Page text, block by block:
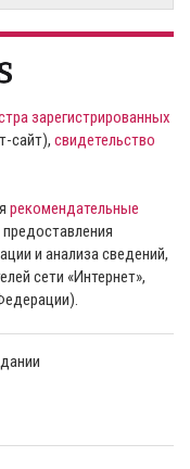
зарегистрированных
сайт), свидетельство
рекомендательные
и анализа сведений,
сети «Интернет»,